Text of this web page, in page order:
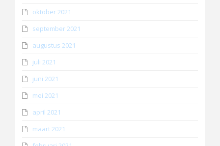
oktober 2021
september 2021
augustus 2021
juli 2021
juni 2021
mei 2021
april 2021
maart 2021